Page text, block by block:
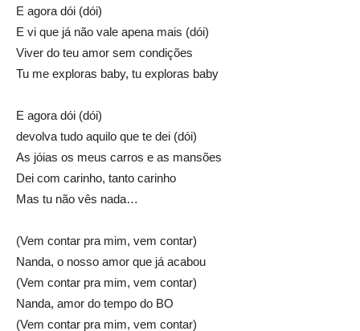
E agora dói (dói)
E vi que já não vale apena mais (dói)
Viver do teu amor sem condições
Tu me exploras baby, tu exploras baby
E agora dói (dói)
devolva tudo aquilo que te dei (dói)
As jóias os meus carros e as mansões
Dei com carinho, tanto carinho
Mas tu não vês nada…
(Vem contar pra mim, vem contar)
Nanda, o nosso amor que já acabou
(Vem contar pra mim, vem contar)
Nanda, amor do tempo do BO
(Vem contar pra mim, vem contar)